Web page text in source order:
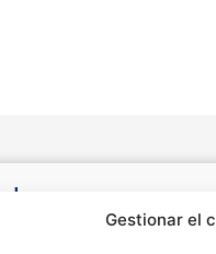
Gestionar el
Para